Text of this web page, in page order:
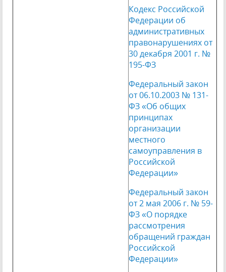
Кодекс Российской
Федерации об
административных
правонарушениях от
30 декабря 2001 г. №
195-ФЗ
Федеральный закон
от 06.10.2003 № 131-
ФЗ «Об общих
принципах
организации
местного
самоуправления в
Российской
Федерации»
Федеральный закон
от 2 мая 2006 г. № 59-
ФЗ «О порядке
рассмотрения
обращений граждан
Российской
Федерации»